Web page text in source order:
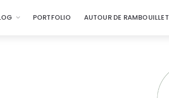
PORTFOLIO AUTOUR DE RAMBOUILLET